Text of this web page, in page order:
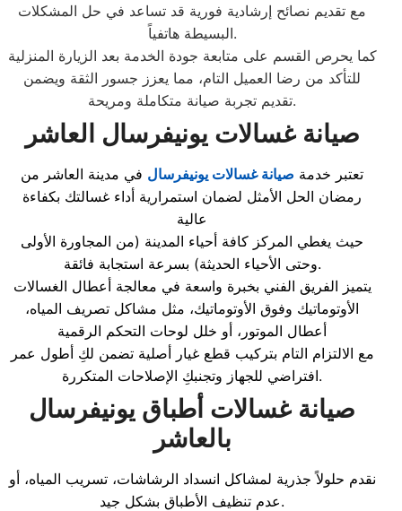
مع تقديم نصائح إرشادية فورية قد تساعد في حل المشكلات
البسيطة هاتفياً.
كما يحرص القسم على متابعة جودة الخدمة بعد الزيارة المنزلية
للتأكد من رضا العميل التام، مما يعزز جسور الثقة ويضمن
تقديم تجربة صيانة متكاملة ومريحة.
صيانة غسالات يونيفرسال العاشر
تعتبر خدمة صيانة غسالات يونيفرسال في مدينة العاشر من
رمضان الحل الأمثل لضمان استمرارية أداء غسالتك بكفاءة
عالية
حيث يغطي المركز كافة أحياء المدينة (من المجاورة الأولى
وحتى الأحياء الحديثة) بسرعة استجابة فائقة.
يتميز الفريق الفني بخبرة واسعة في معالجة أعطال الغسالات
الأوتوماتيك وفوق الأوتوماتيك، مثل مشاكل تصريف المياه،
أعطال الموتور، أو خلل لوحات التحكم الرقمية
مع الالتزام التام بتركيب قطع غيار أصلية تضمن لكِ أطول عمر
افتراضي للجهاز وتجنبكِ الإصلاحات المتكررة.
صيانة غسالات أطباق يونيفرسال
بالعاشر
نقدم حلولاً جذرية لمشاكل انسداد الرشاشات، تسريب المياه، أو
عدم تنظيف الأطباق بشكل جيد.